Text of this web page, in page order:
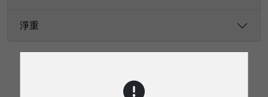
淨重